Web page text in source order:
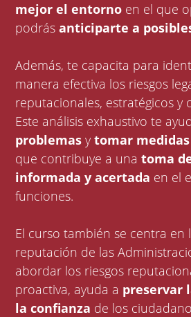
mejor el entorno en el que
podrásanticiparte a
Además, te capacita para
manera efectiva los riesgos
reputacionales, estratégicos y
Este análisis exhaustivo te
problemas ytomar
que contribuye a unatoma
informada y acertada en el
funciones.
El curso también se centra en
reputación de las
abordar los riesgos
proactiva, ayuda a preservar
la confianza de los